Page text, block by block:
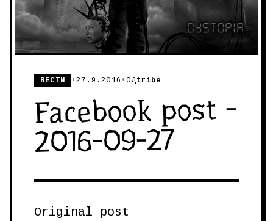
ВЕСТИ •27.9.2016 •ОДtribe
Facebook post -
2016-09-27
Original post